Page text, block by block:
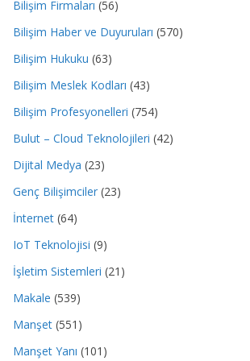
Bilişim Firmaları (56)
Bilişim Haber ve Duyuruları (570)
Bilişim Hukuku (63)
Bilişim Meslek Kodları (43)
Bilişim Profesyonelleri (754)
Bulut – Cloud Teknolojileri (42)
Dijital Medya (23)
Genç Bilişimciler (23)
İnternet (64)
IoT Teknolojisi (9)
İşletim Sistemleri (21)
Makale (539)
Manşet (551)
Manşet Yanı (101)